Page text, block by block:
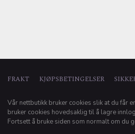
FRAKT KJØPSBETINGELSER
Vår nettbutikk bruker cookies slik at du får
bruker cookies hovedsaklig til å lagre
Fortsett å bruke siden som normalt om du